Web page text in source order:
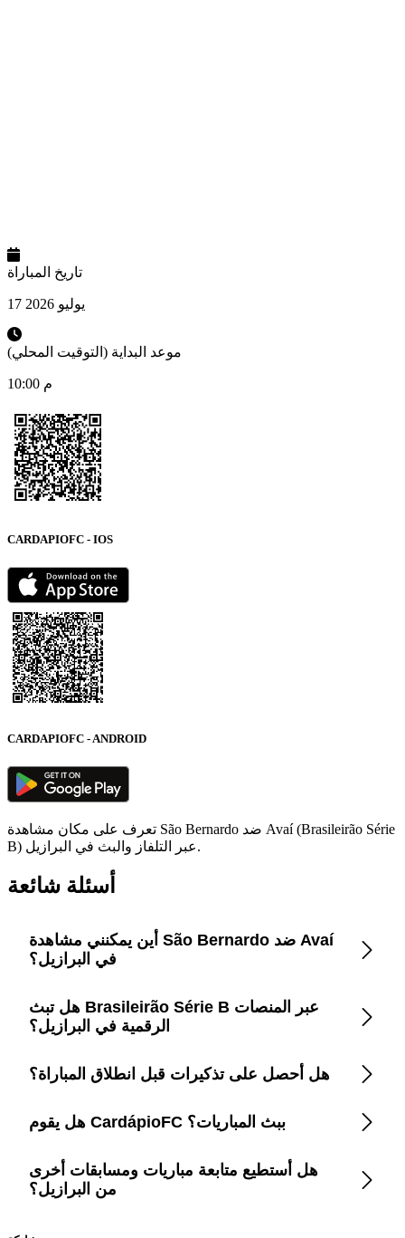
تاريخ المباراة
17 يوليو 2026
موعد البداية (التوقيت المحلي)
10:00 م
CARDAPIOFC - IOS
CARDAPIOFC - ANDROID
تعرف على مكان مشاهدة São Bernardo ضد Avaí (Brasileirão Série
B) عبر التلفاز والبث في البرازيل.
أسئلة شائعة
أين يمكنني مشاهدة São Bernardo ضد Avaí
في البرازيل؟
افتح تطبيق CardápioFC لمعرفة قنوات التلفزيون ومنصات
هل تبث Brasileirão Série B عبر المنصات
الرقمية في البرازيل؟
CardápioFC يعرض كل الخيارات القانونية في البرازيل بما
هل أحصل على تذكيرات قبل انطلاق المباراة؟
نعم، فعّل التنبيهات الذكية داخل التطبيق لتتلقى إشعارات
هل يقوم CardápioFC ببث المباريات؟
لا، نحن نوفر فقط معلومات موثوقة عن أماكن المشاهدة
هل أستطيع متابعة مباريات ومسابقات أخرى
من البرازيل؟